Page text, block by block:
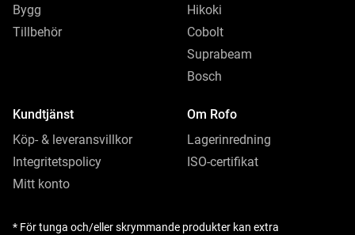
Bygg
Tillbehör
Hikoki
Cobolt
Suprabeam
Bosch
Kundtjänst
Köp- & leveransvillkor
Integritetspolicy
Mitt konto
Om Rofo
Lagerinredning
ISO-certifikat
* För tunga och/eller skrymmande produkter kan extra